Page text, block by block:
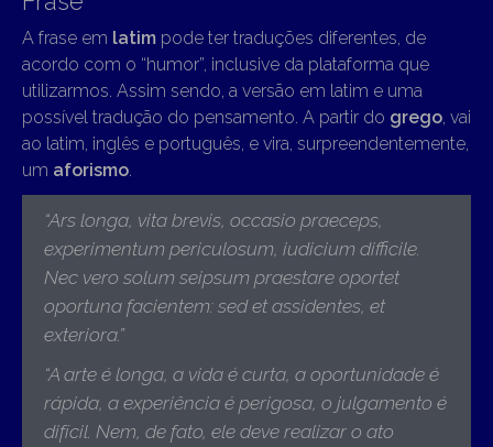
A frase em latim pode ter traduções diferentes, de
acordo com o “humor”, inclusive da plataforma que
utilizarmos. Assim sendo, a versão em latim e uma
possível tradução do pensamento. A partir do grego, vai
ao latim, inglês e português, e vira, surpreendentemente,
um aforismo.
“Ars longa, vita brevis, occasio praeceps,
experimentum periculosum, iudicium difficile.
Nec vero solum seipsum praestare oportet
oportuna facientem: sed et assidentes, et
exteriora.”
“A arte é longa, a vida é curta, a oportunidade é
rápida, a experiência é perigosa, o julgamento é
difícil. Nem, de fato, ele deve realizar o ato